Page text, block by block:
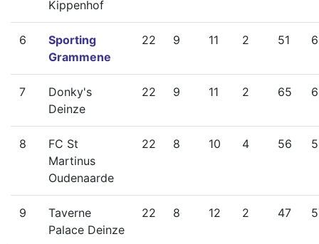
Kippenhof
6
Sporting
Grammene
22 9 11 2 51
7
Donky's
Deinze
22 9 11 2 65
8
FC St
Martinus
Oudenaarde
22 8 10 4 56
9
Taverne
Palace Deinze
22 8 12 2 47